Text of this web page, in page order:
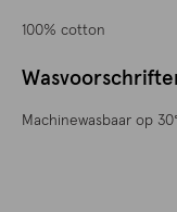
100% cotton
Machinewasbaar op